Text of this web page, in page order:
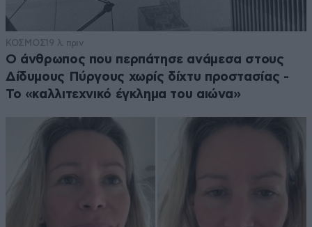
ΚΟΣΜΟΣ19 λ. πριν
Ο άνθρωπος που περπάτησε ανάμεσα στους
Δίδυμους Πύργους χωρίς δίχτυ προστασίας -
Το «καλλιτεχνικό έγκλημα του αιώνα»